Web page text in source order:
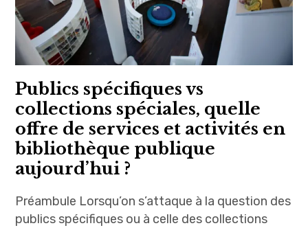
Publics spécifiques vs
collections spéciales, quelle
offre de services et activités en
bibliothèque publique
aujourd’hui ?
Préambule Lorsqu’on s’attaque à la question des
publics spécifiques ou à celle des collections